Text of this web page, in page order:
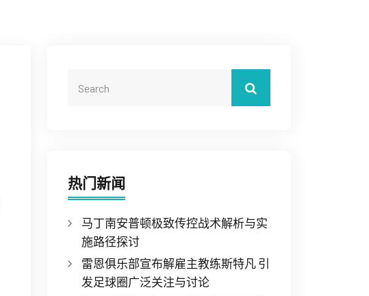
热门新闻
马丁南安普顿极致传控战术解析与实
施路径探讨
雷恩俱乐部宣布解雇主教练斯特凡 引
发足球圈广泛关注与讨论